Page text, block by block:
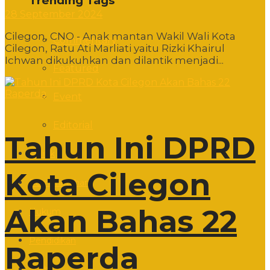
Commentary
Politik
Pemerintahan
Hukum
Pendidikan
Cilegon, CNO - Anak mantan Wakil Wali Kota
Cilegon, Ratu Ati Marliati yaitu Rizki Khairul
Ichwan dikukuhkan dan dilantik menjadi...
Tahun Ini DPRD
Kota Cilegon
Akan Bahas 22
Raperda